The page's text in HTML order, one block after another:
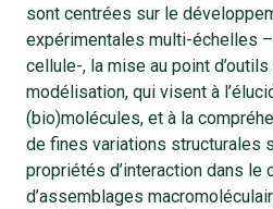
sont centrées sur le
expérimentales multi-échelles
cellule-, la mise au point d’outils
modélisation, qui visent à
(bio)molécules, et à la
de fines variations structurales
propriétés d’interaction dans le
d’assemblages